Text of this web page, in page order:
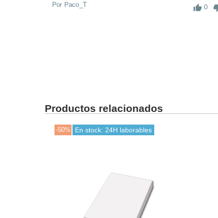
Por Paco_T 0
Productos relacionados
-50% En stock: 24H laborables